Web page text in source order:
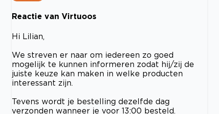
Reactie van Virtuoos
Hi Lilian,
We streven er naar om iedereen zo goed
mogelijk te kunnen informeren zodat hij/zij de
juiste keuze kan maken in welke producten
interessant zijn.
Tevens wordt je bestelling dezelfde dag
verzonden wanneer je voor 13:00 besteld.